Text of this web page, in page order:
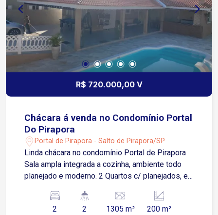
R$ 720.000,00 V
Chácara á venda no Condomínio Portal
Do Pirapora
Portal de Pirapora - Salto de Pirapora/SP
Linda chácara no condomínio Portal de Pirapora
Sala ampla integrada a cozinha, ambiente todo
planejado e moderno. 2 Quartos c/ planejados, e
varandada, c/ espaço gourmet, (com armário,
geladeira). 1 banheiro externo. Piscina 4 x 9.
2 2 1305 m² 200 m²